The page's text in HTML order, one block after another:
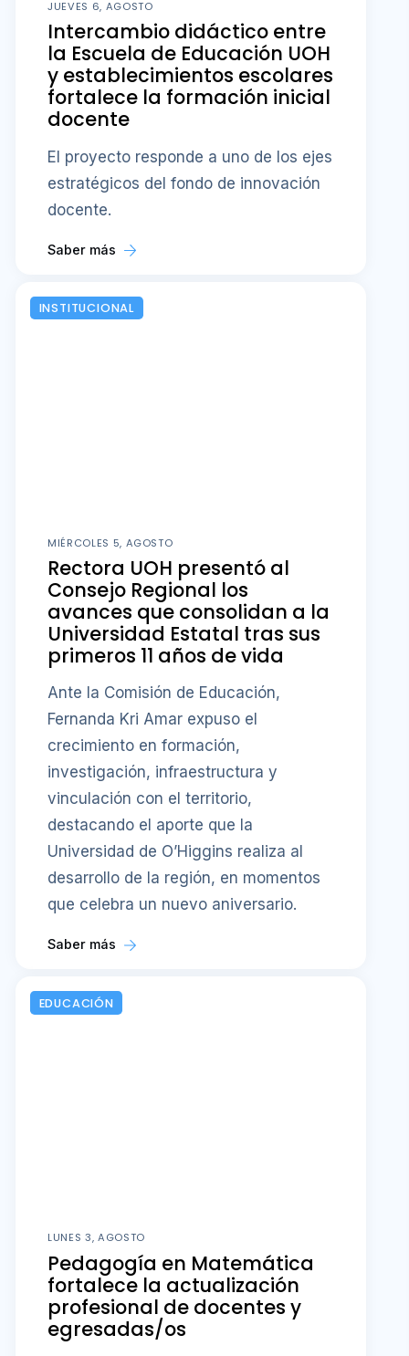
JUEVES 6, AGOSTO
Intercambio didáctico entre
la Escuela de Educación UOH
y establecimientos escolares
fortalece la formación inicial
docente
El proyecto responde a uno de los ejes
estratégicos del fondo de innovación
docente.
Saber más
INSTITUCIONAL
MIÉRCOLES 5, AGOSTO
Rectora UOH presentó al
Consejo Regional los
avances que consolidan a la
Universidad Estatal tras sus
primeros 11 años de vida
Ante la Comisión de Educación,
Fernanda Kri Amar expuso el
crecimiento en formación,
investigación, infraestructura y
vinculación con el territorio,
destacando el aporte que la
Universidad de O’Higgins realiza al
desarrollo de la región, en momentos
que celebra un nuevo aniversario.
Saber más
EDUCACIÓN
LUNES 3, AGOSTO
Pedagogía en Matemática
fortalece la actualización
profesional de docentes y
egresadas/os